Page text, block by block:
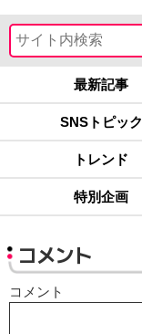
最新記事
SNSトピック
トレンド
特別企画
コメント
コメント